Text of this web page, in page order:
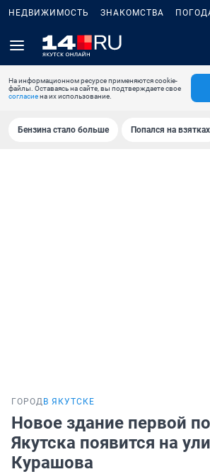
НЕДВИЖИМОСТЬ ЗНАКОМСТВА
На информационном ресурсе применяются cookie-
файлы. Оставаясь на сайте, вы подтверждаете свое
согласиена их использование.
Бензина стало больше Попался на взятках
ГОРОД В ЯКУТСКЕ
Новое здание первой
Якутска появится на
Курашова